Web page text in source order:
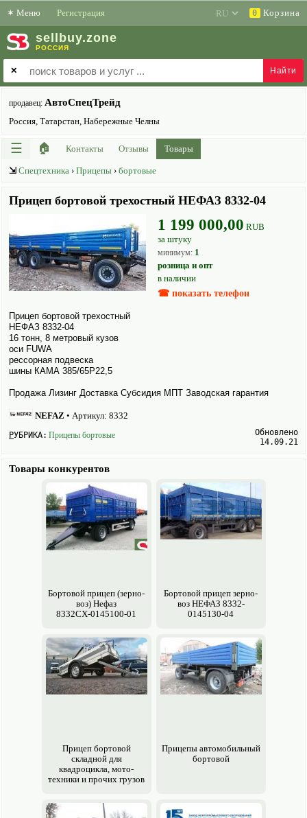
✶ Меню Регистрация 0 Корзина
sell buy.zone
РОССИЯ
✕
продавец: АвтоСпецТрейд
Россия, Татарстан, Набережные Челны
☰ 🏠 Контакты Отзывы Товары
⇲ Спецтехника › Прицепы › бортовые
Прицеп бортовой трехостный НЕФАЗ 8332-04
1 199 000,00 RUB
за штуку
минимум: 1
розница и опт
в наличии
☎ показать телефон
Прицеп бортовой трехостный
НЕФАЗ 8332-04
16 тонн, 8 метровый кузов
оси FUWA
рессорная подвеска
шины КАМА 385/65Р22,5
Продажа Лизинг Доставка Субсидия МПТ Заводская гарантия
NEFAZ • Артикул: 8332
РУБРИКА: Прицепы бортовые
Обновлено
14.09.21
Товары конкурентов
Бортовой прицеп (зерно­
воз) Нефаз
8332СХ-0145100-01
Бортовой прицеп зерно­
воз НЕФАЗ 8332-
0145130-04
Прицеп бортовой
складной для
квадроцикла, мото­
техники и прочих грузов
Прицепы авто­мобильный
бортовой